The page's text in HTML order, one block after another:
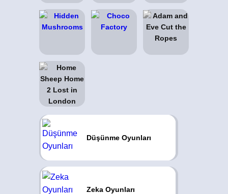
Düşünme Oyunları
Zeka Oyunları